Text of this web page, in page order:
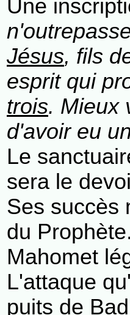
Une
Jésus, fils
esprit qui
trois. Mieux
d'avoir eu
Le
sera le
Ses succès
du Prophète.
Mahomet
L'attaque
puits de